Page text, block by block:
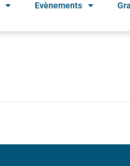
Evènements